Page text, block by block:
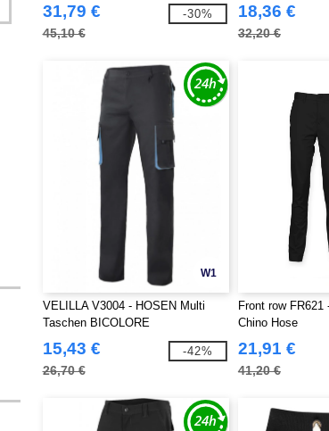
31,79 €
45,10 €
-30% 18,36 €
32,20 €
W1
VELILLA V3004 - HOSEN Multi
Taschen BICOLORE
15,43 €
26,70 €
-42%
Front row
Chino Hose
21,91 €
41,20 €